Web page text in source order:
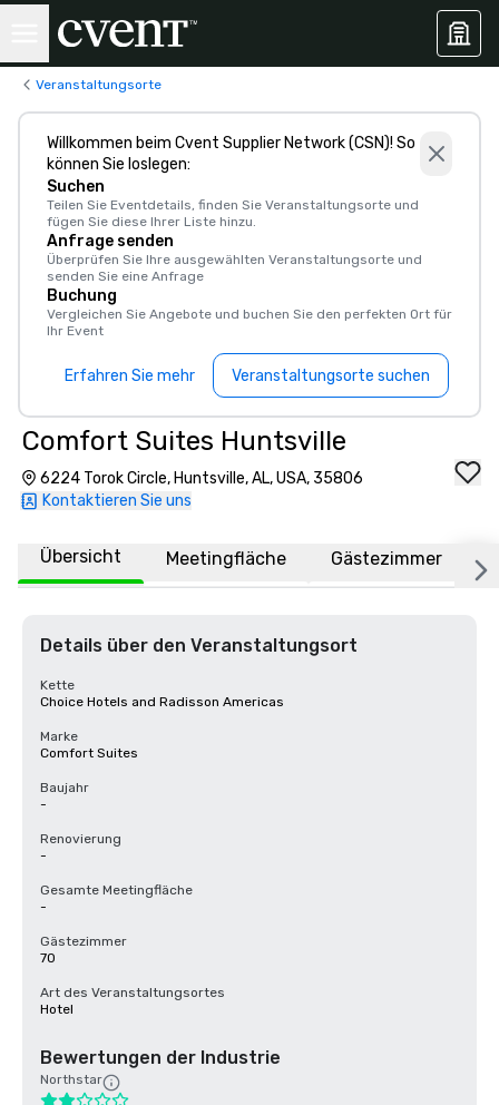
Veranstaltungsorte
Willkommen beim Cvent Supplier Network (CSN)! So
können Sie loslegen:
Suchen
Teilen Sie Eventdetails, finden Sie Veranstaltungsorte und
fügen Sie diese Ihrer Liste hinzu.
Anfrage senden
Überprüfen Sie Ihre ausgewählten Veranstaltungsorte und
senden Sie eine Anfrage
Buchung
Vergleichen Sie Angebote und buchen Sie den perfekten Ort für
Ihr Event
Erfahren Sie mehr Veranstaltungsorte suchen
Comfort Suites Huntsville
6224 Torok Circle, Huntsville, AL, USA, 35806
Kontaktieren Sie uns
Übersicht Meetingfläche Gästezimmer
Details über den Veranstaltungsort
Kette
Choice Hotels and Radisson Americas
Marke
Comfort Suites
Baujahr
-
Renovierung
-
Gesamte Meetingfläche
-
Gästezimmer
70
Art des Veranstaltungsortes
Hotel
Bewertungen der Industrie
Northstar